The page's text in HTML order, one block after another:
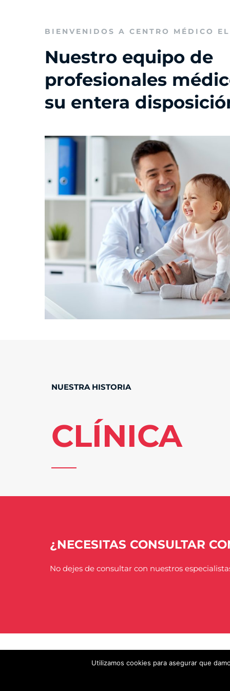
BIENVENIDOS A CENTRO MÉDICO
Nuestro equipo de
profesionales
su entera
NUESTRA HISTORIA
CLÍNICA
¿NECESITAS CONSULTAR
No dejes de consultar con nuestros
Utilizamos cookies para asegurar que